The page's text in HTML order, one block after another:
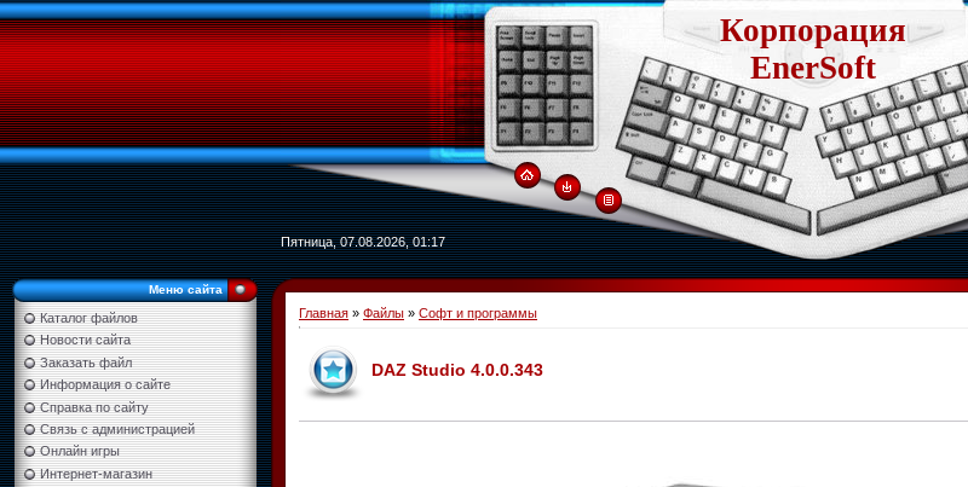
Корпорация
EnerSoft
Пятница, 07.08.2026, 01:17
Меню сайта
Каталог файлов
Новости сайта
Заказать файл
Информация о сайте
Справка по сайту
Связь с администрацией
Онлайн игры
Интернет-магазин
Главная » Файлы » Софт и программы
DAZ Studio 4.0.0.343